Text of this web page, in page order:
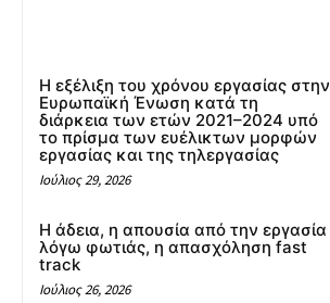
Η εξέλιξη του χρόνου εργασίας στην
Ευρωπαϊκή Ένωση κατά τη
διάρκεια των ετών 2021–2024 υπό
το πρίσμα των ευέλικτων μορφών
εργασίας και της τηλεργασίας
Ιούλιος 29, 2026
Η άδεια, η απουσία από την εργασία
λόγω φωτιάς, η απασχόληση fast
track
Ιούλιος 26, 2026